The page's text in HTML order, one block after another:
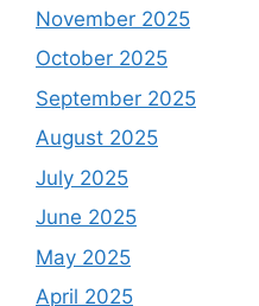
November 2025
October 2025
September 2025
August 2025
July 2025
June 2025
May 2025
April 2025